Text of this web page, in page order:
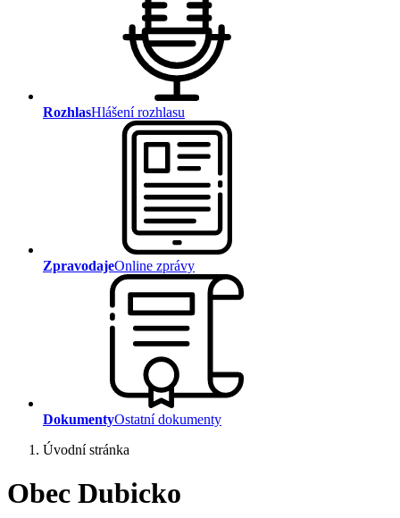
RozhlasHlášení rozhlasu
ZpravodajeOnline zprávy
DokumentyOstatní dokumenty
Úvodní stránka
Obec Dubicko